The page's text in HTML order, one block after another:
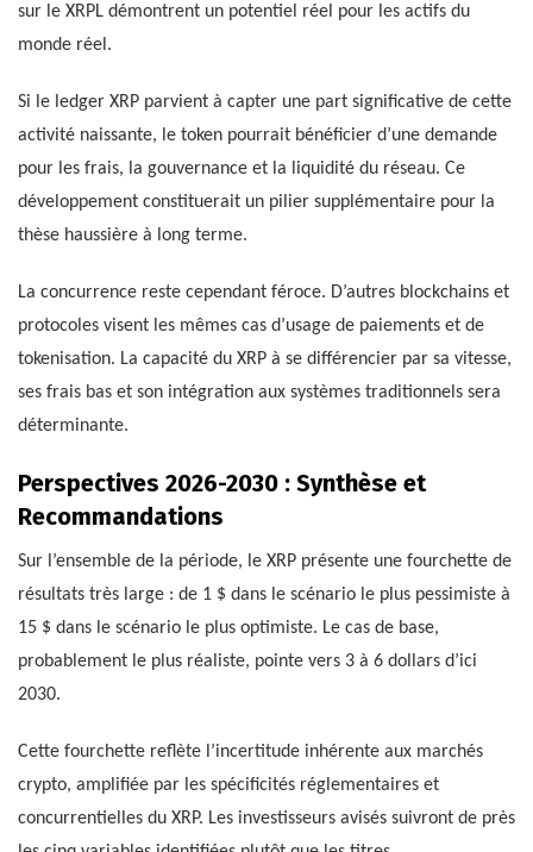
sur le XRPL démontrent un potentiel réel pour les actifs du
monde réel.
Si le ledger XRP parvient à capter une part significative de cette
activité naissante, le token pourrait bénéficier d’une demande
pour les frais, la gouvernance et la liquidité du réseau. Ce
développement constituerait un pilier supplémentaire pour la
thèse haussière à long terme.
La concurrence reste cependant féroce. D’autres blockchains et
protocoles visent les mêmes cas d’usage de paiements et de
tokenisation. La capacité du XRP à se différencier par sa vitesse,
ses frais bas et son intégration aux systèmes traditionnels sera
déterminante.
Perspectives 2026-2030 : Synthèse et
Recommandations
Sur l’ensemble de la période, le XRP présente une fourchette de
résultats très large : de 1 $ dans le scénario le plus pessimiste à
15 $ dans le scénario le plus optimiste. Le cas de base,
probablement le plus réaliste, pointe vers 3 à 6 dollars d’ici
2030.
Cette fourchette reflète l’incertitude inhérente aux marchés
crypto, amplifiée par les spécificités réglementaires et
concurrentielles du XRP. Les investisseurs avisés suivront de près